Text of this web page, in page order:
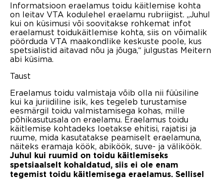
Informatsioon eraelamus toidu käitlemise kohta
on leitav VTA kodulehel eraelamu rubriigist. „Juhul
kui on küsimusi või soovitakse rohkemat infot
eraelamust toidukäitlemise kohta, siis on võimalik
pöörduda VTA maakondlike keskuste poole, kus
spetsialistid aitavad nõu ja jõuga,“ julgustas Meitern
abi küsima.
Taust
Eraelamus toidu valmistaja võib olla nii füüsiline
kui ka juriidiline isik, kes tegeleb turustamise
eesmärgil toidu valmistamisega kohas, mille
põhikasutusala on eraelamu. Eraelamus toidu
käitlemise kohtadeks loetakse ehitisi, rajatisi ja
ruume, mida kasutatakse peamiselt eraelamuna,
näiteks eramaja köök, abiköök, suve- ja väliköök.
Juhul kui ruumid on toidu käitlemiseks
spetsiaalselt kohaldatud, siis ei ole enam
tegemist toidu käitlemisega eraelamus. Sellisel